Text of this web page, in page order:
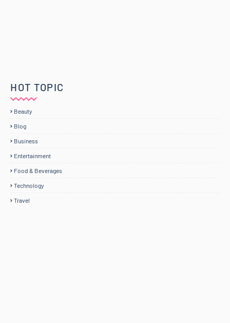
HOT TOPIC
Beauty
Blog
Business
Entertainment
Food & Beverages
Technology
Travel